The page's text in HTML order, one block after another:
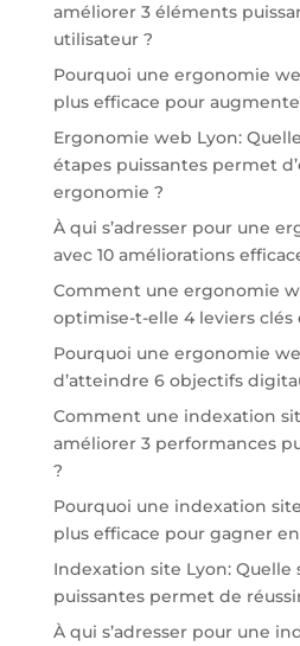
améliorer 3 éléments
utilisateur ?
Pourquoi une ergonomie
plus efficace pour
Ergonomie web Lyon:
étapes puissantes permet
ergonomie ?
À qui s’adresser pour une
avec 10 améliorations
Comment une ergonomie
optimise-t-elle 4 leviers clés
Pourquoi une ergonomie
d’atteindre 6 objectifs
Comment une indexation
améliorer 3 performances
?
Pourquoi une indexation
plus efficace pour gagner
Indexation site Lyon: Quelle
puissantes permet de
À qui s’adresser pour une